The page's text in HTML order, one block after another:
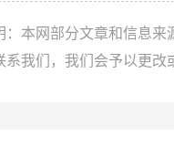
：本网部分文章和信息
系我们，我们会予以更改